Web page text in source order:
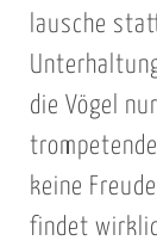
lausche
die Vögel
keine
findet